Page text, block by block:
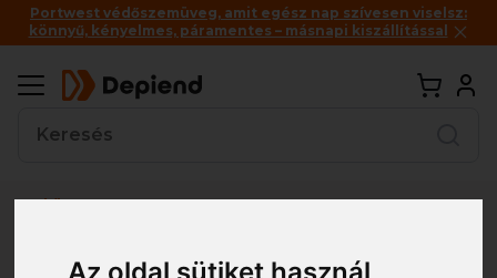
Portwest védőszemüveg, amit egész nap szívesen viselsz:
könnyű, kényelmes, páramentes – másnapi kiszállítással
Vissza
Részletes nézet Egyszerű nézet